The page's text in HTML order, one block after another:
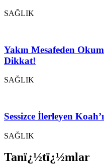
SAĞLIK
Yakın Mesafeden
Dikkat!
SAĞLIK
Sessizce İlerleyen
SAĞLIK
Tanï¿½tï¿½mlar